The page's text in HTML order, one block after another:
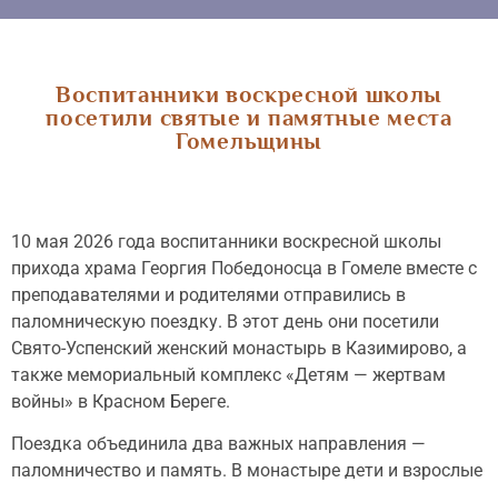
Воспитанники воскресной школы
посетили святые и памятные места
Гомельщины
10 мая 2026 года воспитанники воскресной школы
прихода храма Георгия Победоносца в Гомеле вместе с
преподавателями и родителями отправились в
паломническую поездку. В этот день они посетили
Свято-Успенский женский монастырь в Казимирово, а
также мемориальный комплекс «Детям — жертвам
войны» в Красном Береге.
Поездка объединила два важных направления —
паломничество и память. В монастыре дети и взрослые